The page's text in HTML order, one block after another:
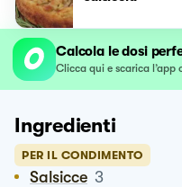
Calcola le dosi
Clicca qui e scarica l’app
Ingredienti
PER IL CONDIMENTO
Salsicce 3